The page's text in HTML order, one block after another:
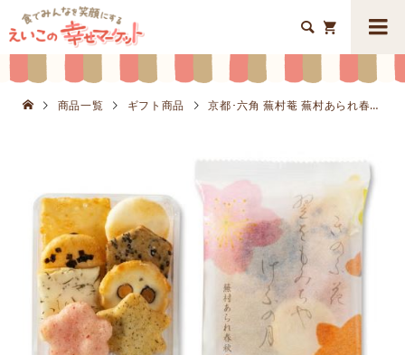


商品一覧 ギフト商品 京都･六角 蕪村菴 蕪村あられ春秋K8623-706